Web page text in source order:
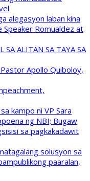
alegasyon laban kina
Speaker Romualdez at
SA ALITAN SA TAYA SA
Apollo Quiboloy,
kampo ni VP Sara
ng NBI; Bugaw
sa pagkakadawit
solusyon sa
paaralan,